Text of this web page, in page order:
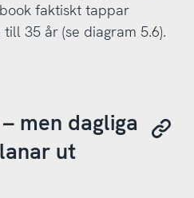
faktiskt tappar
35 år (se diagram 5.6).
men dagliga
ut